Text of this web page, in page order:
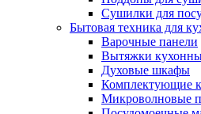
Сушилки для
Бытовая техника для
Варочные панели
Вытяжки
Духовые шкафы
Комплектующие
Микроволновые